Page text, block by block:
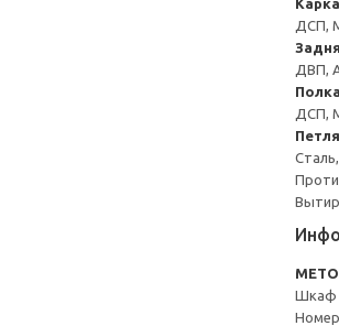
ДСП,
ДВП,
Полка
ДСП,
Шкаф
Номер